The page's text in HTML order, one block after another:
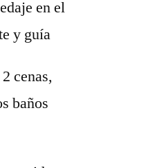
en el
y guía
cenas,
baños